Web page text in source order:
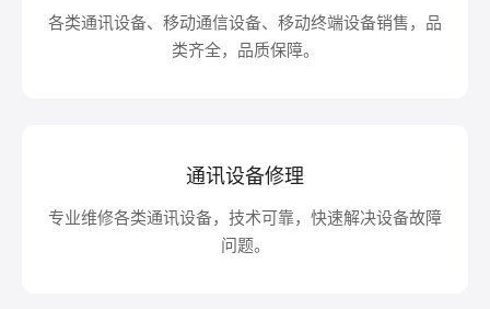
各类通讯设备、移动通信设备、移动终端设备销售，品
类齐全，品质保障。
通讯设备修理
专业维修各类通讯设备，技术可靠，快速解决设备故障
问题。